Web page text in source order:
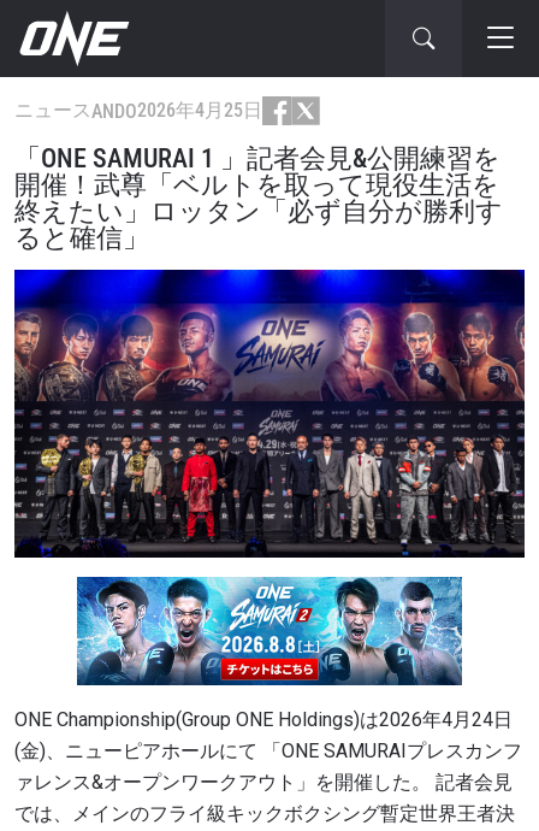
ニュースANDO2026年4月25日
「ONE SAMURAI 1 」記者会見&公開練習を
開催！武尊「ベルトを取って現役生活を
終えたい」ロッタン「必ず自分が勝利す
ると確信」
ONE Championship(Group ONE Holdings)は2026年4月24日
(金)、ニューピアホールにて 「ONE SAMURAIプレスカンフ
ァレンス&オープンワークアウト」を開催した。 記者会見
では、メインのフライ級キックボクシング暫定世界王者決